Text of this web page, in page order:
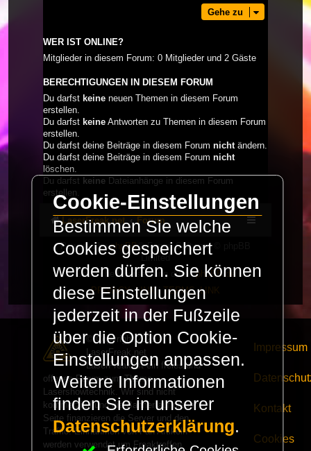
Gehe zu
WER IST ONLINE?
Mitglieder in diesem Forum: 0 Mitglieder und 2 Gäste
BERECHTIGUNGEN IN DIESEM FORUM
Du darfst keine neuen Themen in diesem Forum
erstellen.
Du darfst keine Antworten zu Themen in diesem Forum
erstellen.
Du darfst deine Beiträge in diesem Forum nichtändern.
Du darfst deine Beiträge in diesem Forum nicht
löschen.
Du darfst keine Dateianhänge in diesem Forum
erstellen.
LaserFreak.net Forum
Powered byphpBB® Forum Software © phpBB
Limited
Deutsche Übersetzung durchphpBB.de
PRIVACY_LINK | TERMS_LINK
© Copyright 2025 -
LaserFreak.net
LaserFreak ist ein freies und
offenes Forum zum Thema
Lasershowtechnik. Wir sind nicht
kommerziell und die Banner auf dieser
Seite finanzieren die Server und den
Traffic. Einnahmen von Fan Artikeln
werden verwendet um Freaktreffen
Impressum
Kontakt
Cookies
Cookie-Einstellungen
Bestimmen Sie welche
Cookies gespeichert
werden dürfen. Sie können
diese Einstellungen
jederzeit in der Fußzeile
über die Option Cookie-
Einstellungen anpassen.
Weitere Informationen
finden Sie in unserer
Datenschutzerklärung.